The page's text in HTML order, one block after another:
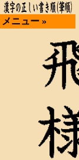
メニュー »